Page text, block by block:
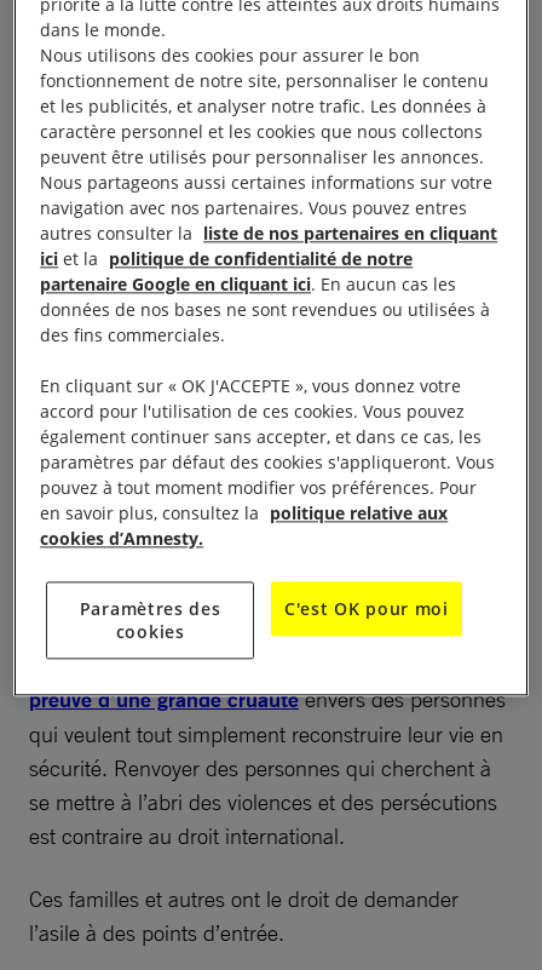
Ses intentions de limiter les droits des demandeurs
d’asile sont contraires à cette législation et aux
obligations internationales incombant aux États-
Unis.
En ce moment même, des mères, des pères et des
enfants poursuivent leur difficile et éprouvant périple
parce qu’ils cherchent désespérément à échapper
aux violences et aux persécutions.
Mettre les personnes en
danger
Ce projet fait écho à l’interdiction d’entrée pour des
que le Président Trump a mis en place en 2017.
Une nouvelle fois, le président Donald Trump fait
preuve d’une grande cruautéenvers des personnes
qui veulent tout simplement reconstruire leur vie en
sécurité. Renvoyer des personnes qui cherchent à
se mettre à l’abri des violences et des persécutions
est contraire au droit international.
Ces familles et autres ont le droit de demander
l’asile à des points d’entrée.
priorité à la lutte contre les atteintes aux droits humains
dans le monde.
Nous utilisons des cookies pour assurer le bon
fonctionnement de notre site, personnaliser le contenu
et les publicités, et analyser notre trafic. Les données à
caractère personnel et les cookies que nous collectons
peuvent être utilisés pour personnaliser les annonces.
Nous partageons aussi certaines informations sur votre
navigation avec nos partenaires. Vous pouvez entres
autres consulter la liste de nos partenaires en cliquant
ici et la politique de confidentialité de notre
partenaire Google en cliquant ici. En aucun cas les
données de nos bases ne sont revendues ou utilisées à
des fins commerciales.
En cliquant sur « OK J'ACCEPTE », vous donnez votre
accord pour l'utilisation de ces cookies. Vous pouvez
également continuer sans accepter, et dans ce cas, les
paramètres par défaut des cookies s'appliqueront. Vous
pouvez à tout moment modifier vos préférences. Pour
en savoir plus, consultez la politique relative aux
cookies d’Amnesty.
Paramètres des
cookies
C'est OK pour moi